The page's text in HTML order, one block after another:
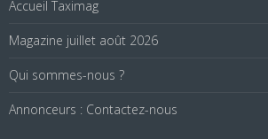
Accueil Taximag
Magazine juillet août 2026
Qui sommes-nous ?
Annonceurs : Contactez-nous